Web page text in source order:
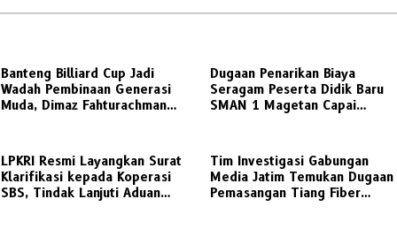
Banteng Billiard Cup Jadi
Wadah Pembinaan Generasi
Muda, Dimaz Fahturachman
Dugaan Penarikan Biaya
Seragam Peserta Didik Baru
SMAN 1 Magetan Capai
LPKRI Resmi Layangkan Surat
Klarifikasi kepada Koperasi
SBS, Tindak Lanjuti Aduan
Tim Investigasi Gabungan
Media Jatim Temukan Dugaan
Pemasangan Tiang Fiber